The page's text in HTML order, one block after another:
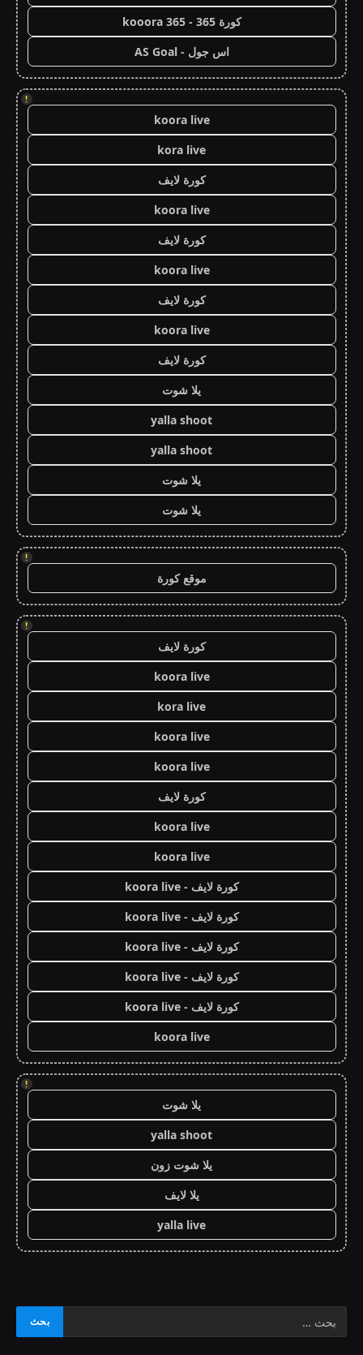
كورة 365 - kooora 365
اس جول - AS Goal
!
koora live
kora live
كورة لايف
koora live
كورة لايف
koora live
كورة لايف
koora live
كورة لايف
يلا شوت
yalla shoot
yalla shoot
يلا شوت
يلا شوت
!
موقع كورة
!
كورة لايف
koora live
kora live
koora live
koora live
كورة لايف
koora live
koora live
كورة لايف - koora live
كورة لايف - koora live
كورة لايف - koora live
كورة لايف - koora live
كورة لايف - koora live
koora live
!
يلا شوت
yalla shoot
يلا شوت زون
يلا لايف
yalla live